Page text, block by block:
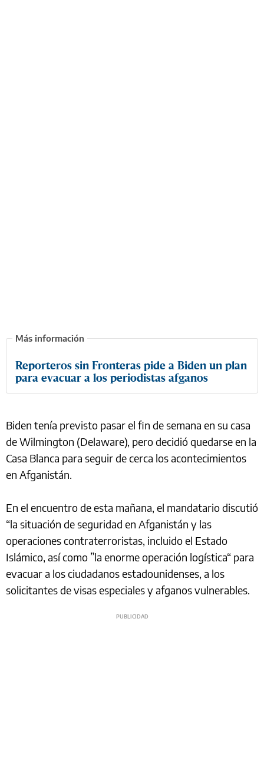
Reporteros sin Fronteras pide a Biden un plan
para evacuar a los periodistas afganos
Biden tenía previsto pasar el fin de semana en su casa
de Wilmington (Delaware), pero decidió quedarse en la
Casa Blanca para seguir de cerca los acontecimientos
en Afganistán.
En el encuentro de esta mañana, el mandatario discutió
“la situación de seguridad en Afganistán y las
operaciones contraterroristas, incluido el Estado
Islámico, así como ”la enorme operación logística“ para
evacuar a los ciudadanos estadounidenses, a los
solicitantes de visas especiales y afganos vulnerables.